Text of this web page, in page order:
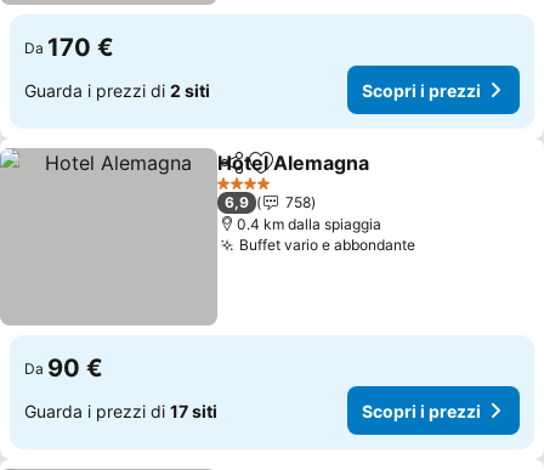
Da 170 €
Guarda i prezzi di 2 siti Scopri i prezzi
CondividiAggiungi ai preferiti
Hotel Alemagna
4 Stelle
6,9
758
0.4 km dalla spiaggia
Buffet vario e abbondanteScopri i
Da 90 €
Guarda i prezzi di 17 siti Scopri i prezzi